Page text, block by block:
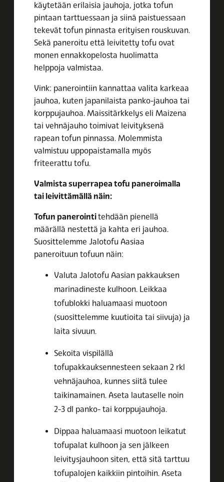
käytetään erilaisia jauhoja, jotka tofun
pintaan tarttuessaan ja siinä paistuessaan
tekevät tofun pinnasta erityisen rouskuvan.
Sekä paneroitu että leivitetty tofu ovat
monen ennakkopelosta huolimatta
helppoja valmistaa.
Vink: panerointiin kannattaa valita karkeaa
jauhoa, kuten japanilaista panko-jauhoa tai
korppujauhoa. Maissitärkkelys eli Maizena
tai vehnäjauho toimivat leivityksenä
rapean tofun pinnassa. Molemmista
valmistuu uppopaistamalla myös
friteerattu tofu.
Valmista superrapea tofu paneroimalla
tai leivittämällä näin:
Tofun panerointitehdään pienellä
määrällä nestettä ja kahta eri jauhoa.
Suosittelemme Jalotofu Aasiaa
paneroituun tofuun näin:
Valuta Jalotofu Aasian pakkauksen
marinadineste kulhoon. Leikkaa
tofublokki haluamaasi muotoon
(suosittelemme kuutioita tai siivuja) ja
laita sivuun.
Sekoita vispilällä
tofupakkauksennesteen sekaan 2 rkl
vehnäjauhoa, kunnes siitä tulee
taikinamainen. Aseta lautaselle noin
2-3 dl panko- tai korppujauhoja.
Dippaa haluamaasi muotoon leikatut
tofupalat kulhoon ja sen jälkeen
leivitysjauhoon siten, että sitä tarttuu
tofupalojen kaikkiin pintoihin. Aseta